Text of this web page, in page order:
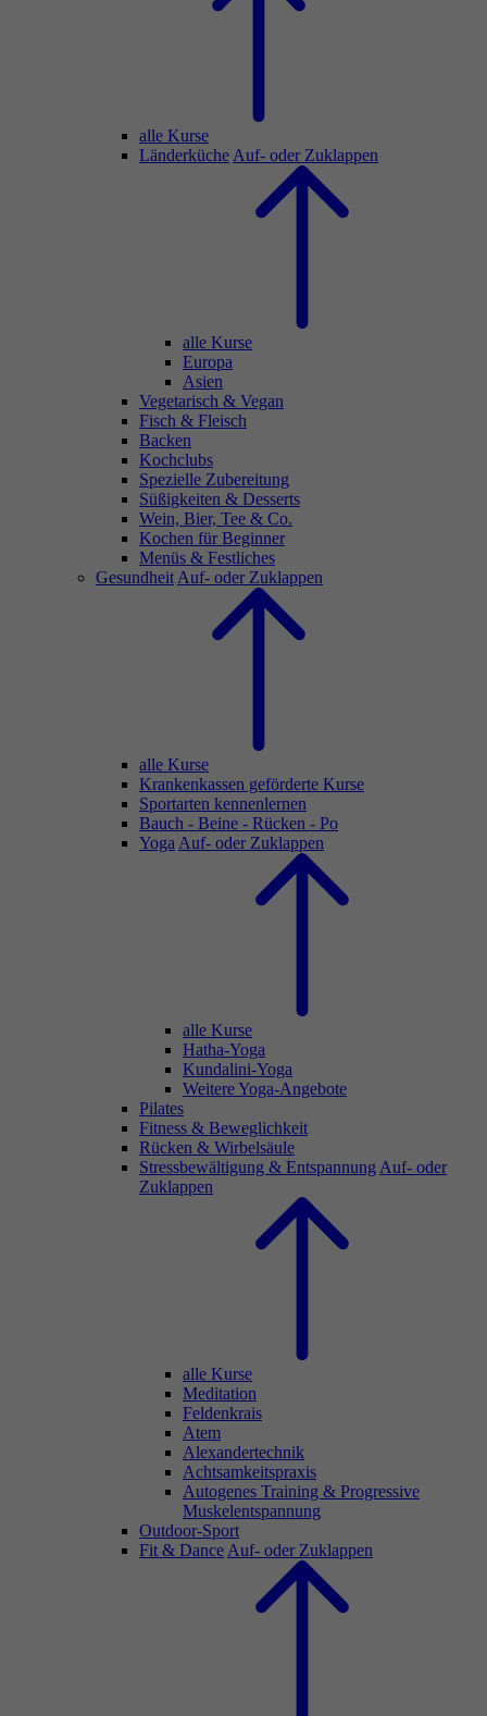
alle Kurse
Länderküche Auf- oder Zuklappen
alle Kurse
Europa
Asien
Vegetarisch & Vegan
Fisch & Fleisch
Backen
Kochclubs
Spezielle Zubereitung
Süßigkeiten & Desserts
Wein, Bier, Tee & Co.
Kochen für Beginner
Menüs & Festliches
Gesundheit Auf- oder Zuklappen
alle Kurse
Krankenkassen geförderte Kurse
Sportarten kennenlernen
Bauch - Beine - Rücken - Po
Yoga Auf- oder Zuklappen
alle Kurse
Hatha-Yoga
Kundalini-Yoga
Weitere Yoga-Angebote
Pilates
Fitness & Beweglichkeit
Rücken & Wirbelsäule
Stressbewältigung & Entspannung Auf- oder
Zuklappen
alle Kurse
Meditation
Feldenkrais
Atem
Alexandertechnik
Achtsamkeitspraxis
Autogenes Training & Progressive
Muskelentspannung
Outdoor-Sport
Fit & Dance Auf- oder Zuklappen